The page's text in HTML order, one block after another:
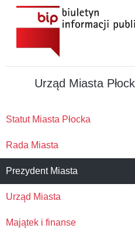
Urząd Miasta
Statut Miasta Płocka
Rada Miasta
Prezydent Miasta
Urząd Miasta
Majątek i finanse